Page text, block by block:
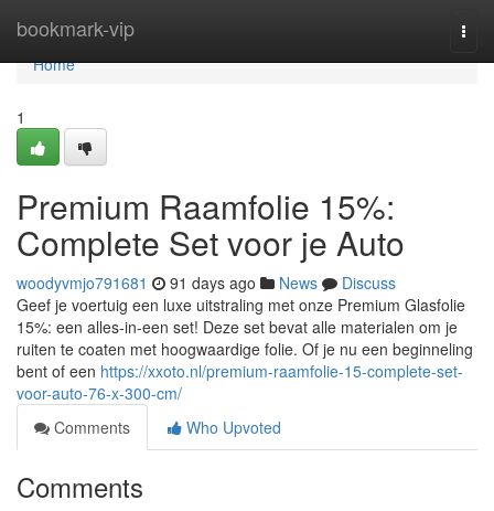
bookmark-vip
Home
Home
1
Premium Raamfolie 15%:
Complete Set voor je Auto
woodyvmjo791681 91 days ago News
Discuss
Geef je voertuig een luxe uitstraling met onze Premium Glasfolie
15%: een alles-in-een set! Deze set bevat alle materialen om je
ruiten te coaten met hoogwaardige folie. Of je nu een beginneling
bent of een https://xxoto.nl/premium-raamfolie-15-complete-set-
voor-auto-76-x-300-cm/
Comments
Who Upvoted
Comments